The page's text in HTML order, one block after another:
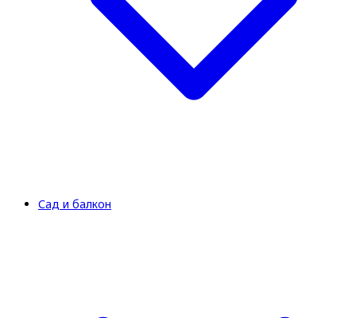
Сад и балкон